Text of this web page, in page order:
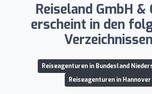
Reiseland GmbH &
erscheint in den
Reiseagenturen in Bundesland
Reiseagenturen in Hannover